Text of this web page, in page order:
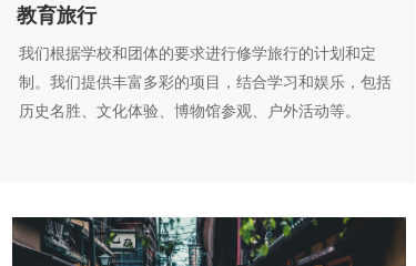
教育旅行
我们根据学校和团体的要求进行修学旅行的计划和定
制。我们提供丰富多彩的项目，结合学习和娱乐，包括
历史名胜、文化体验、博物馆参观、户外活动等。